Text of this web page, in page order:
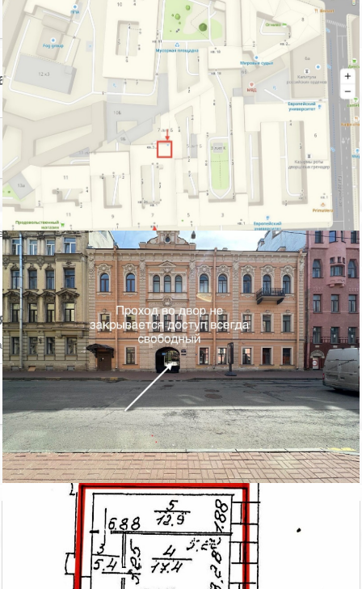
Контактный телефон:
объекта
на объявление?
Похожие объекты в Центральном районе
Обводного канала...
Аренда офисного
помещения
Обуховской Оборо...
Аренда офисного
помещения